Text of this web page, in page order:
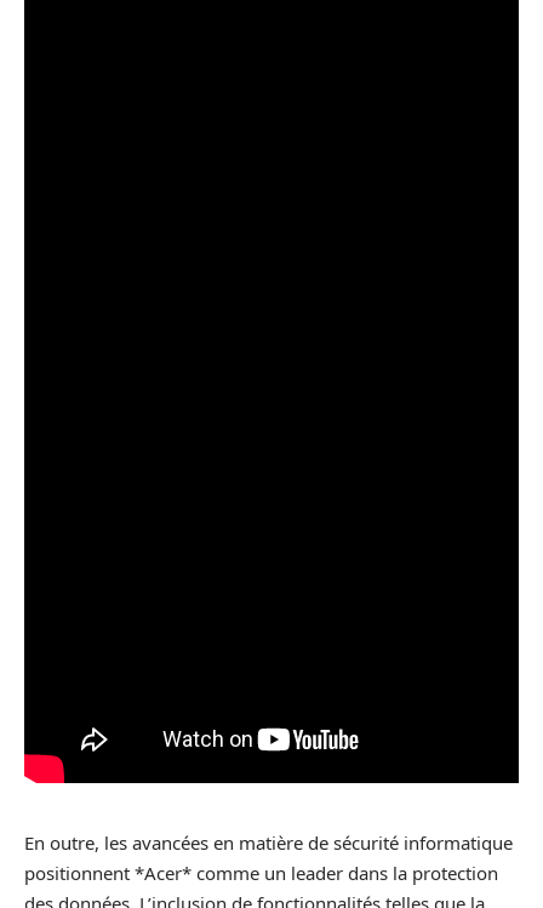
En outre, les avancées en matière de sécurité informatique
positionnent *Acer* comme un leader dans la protection
des données. L’inclusion de fonctionnalités telles que la